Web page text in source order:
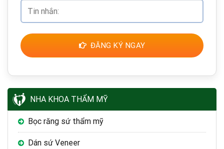
ĐĂNG KÝ NGAY
NHA KHOA THẨM MỸ
Bọc răng sứ thẩm mỹ
Dán sứ Veneer